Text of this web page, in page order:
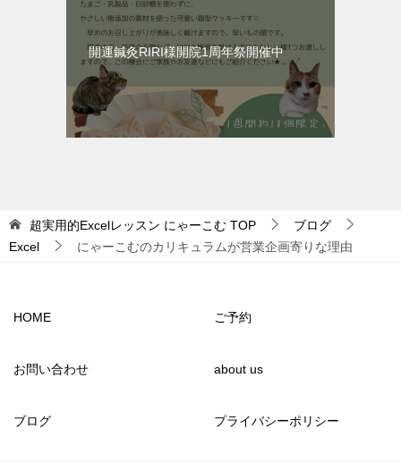
開運鍼灸RIRI様開院1周年祭開催中
超実用的Excelレッスン にゃーこむ TOP
ブログ
Excel
にゃーこむのカリキュラムが営業企画寄りな理由
HOME ご予約
お問い合わせ about us
ブログ プライバシーポリシー